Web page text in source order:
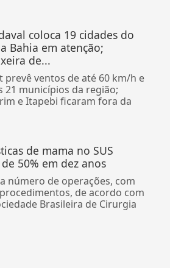
coloca 19 cidades do
Bahia em atenção;
de...
prevê ventos de até 60 km/h e
21 municípios da região;
e Itapebi ficaram fora da
de mama no SUS
50% em dez anos
número de operações, com
de acordo com
Brasileira de Cirurgia